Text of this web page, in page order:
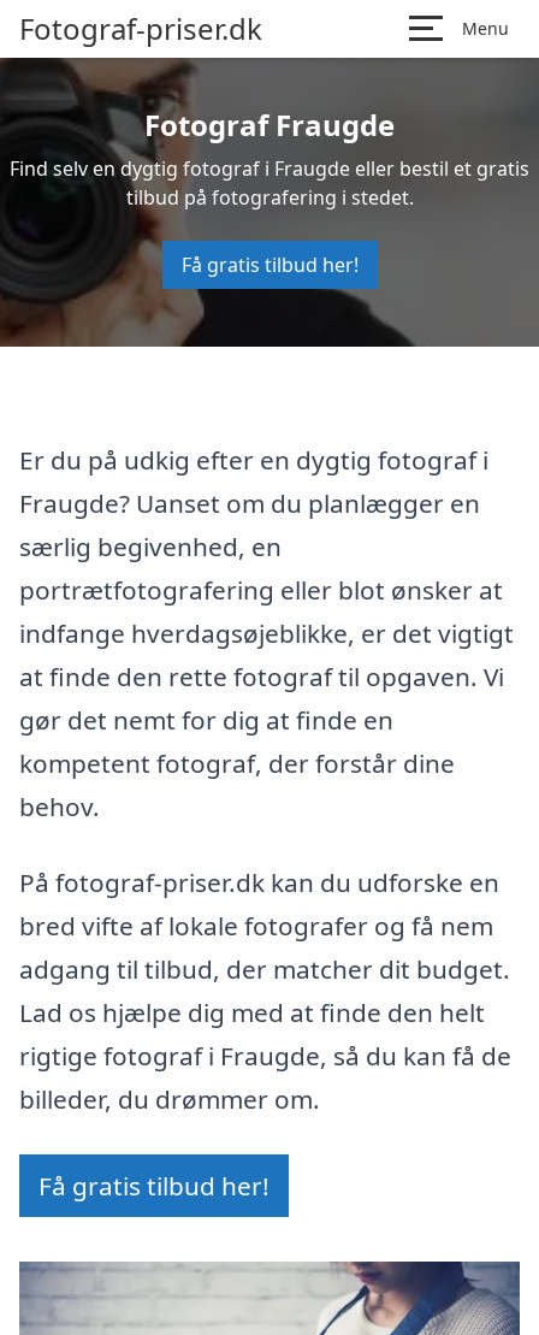
Fotograf-priser.dk Menu
Fotograf Fraugde
Find selv en dygtig fotograf i Fraugde eller bestil et gratis
tilbud på fotografering i stedet.
Få gratis tilbud her!
Er du på udkig efter en dygtig fotograf i
Fraugde? Uanset om du planlægger en
særlig begivenhed, en
portrætfotografering eller blot ønsker at
indfange hverdagsøjeblikke, er det vigtigt
at finde den rette fotograf til opgaven. Vi
gør det nemt for dig at finde en
kompetent fotograf, der forstår dine
behov.
På fotograf-priser.dk kan du udforske en
bred vifte af lokale fotografer og få nem
adgang til tilbud, der matcher dit budget.
Lad os hjælpe dig med at finde den helt
rigtige fotograf i Fraugde, så du kan få de
billeder, du drømmer om.
Få gratis tilbud her!